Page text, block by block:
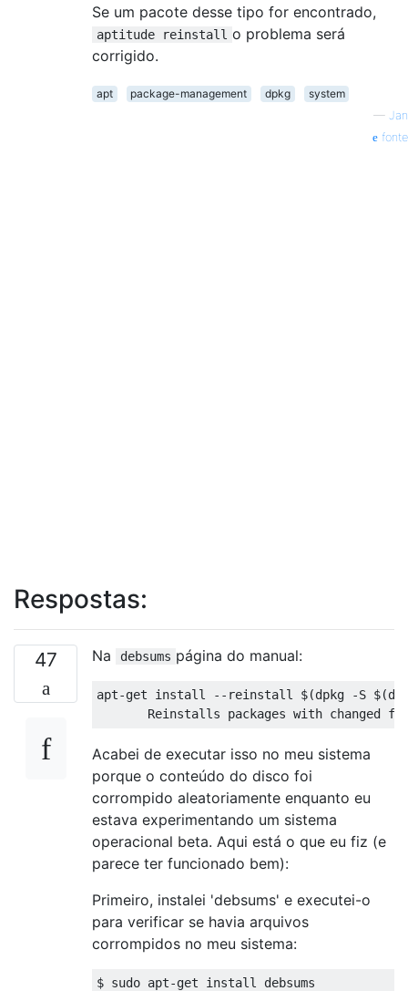
Se um pacote desse tipo for encontrado,
aptitude reinstall o problema será
corrigido.
apt package-management dpkg
system
— Jan
fonte
Respostas:
47 Na debsums página do manual:
apt-get install --reinstall $(dpkg -S
Acabei de executar isso no meu sistema
porque o conteúdo do disco foi
corrompido aleatoriamente enquanto eu
estava experimentando um sistema
operacional beta. Aqui está o que eu fiz (e
parece ter funcionado bem):
Primeiro, instalei 'debsums' e executei-o
para verificar se havia arquivos
corrompidos no meu sistema:
$ sudo apt-get install debsums